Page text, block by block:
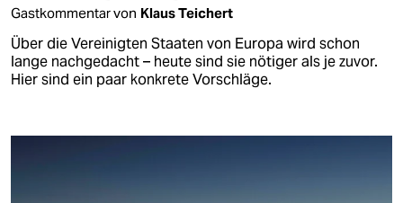
Gastkommentar von Klaus Teichert
Über die Vereinigten Staaten von Europa wird schon
lange nachgedacht – heute sind sie nötiger als je zuvor.
Hier sind ein paar konkrete Vorschläge.